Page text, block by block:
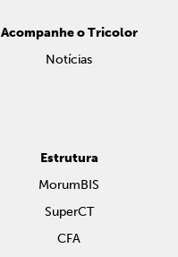
Acompanhe o Tricolor
Notícias
Estrutura
MorumBIS
SuperCT
CFA